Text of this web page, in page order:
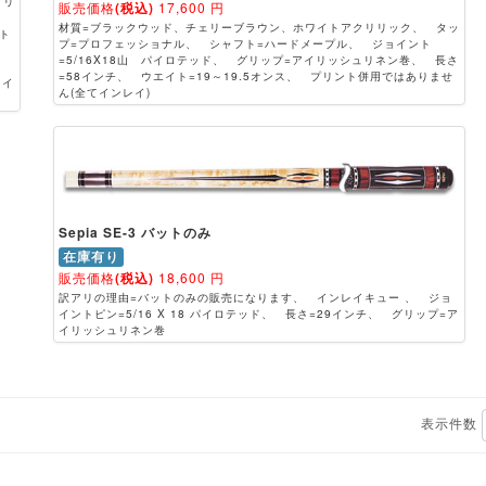
販売価格(税込) 17,600 円
材質=ブラックウッド、チェリーブラウン、ホワイトアクリリック、 タッ
プ=プロフェッショナル、 シャフト=ハードメープル、 ジョイント
=5/16X18山 パイロテッド、 グリップ=アイリッシュリネン巻、 長さ
=58インチ、 ウエイト=19～19.5オンス、 プリント併用ではありませ
ん(全てインレイ)
Sepia SE-3 バットのみ
在庫有り
販売価格(税込) 18,600 円
訳アリの理由=バットのみの販売になります、 インレイキュー 、 ジョ
イントピン=5/16 X 18 パイロテッド、 長さ=29インチ、 グリップ=ア
イリッシュリネン巻
表示件数